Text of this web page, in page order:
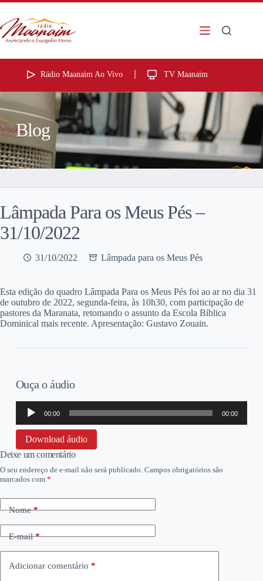
Rádio Maanaim Ao Vivo TV Maanaim
Blog
Lâmpada Para os Meus Pés –
31/10/2022
31/10/2022 Lâmpada para os Meus Pés
Esta edição do quadro Lâmpada Para os Meus Pés foi ao ar no dia 31
de outubro de 2022, segunda-feira, às 10h30, com participação de
pastores da Maranata, retomando o assunto da Escola Bíblica
Dominical mais recente. Apresentação: Gustavo Zouain.
Ouça o áudio
Tocador
áudio
00:00 00:00
Download áudio
Deixe um comentário
O seu endereço de e-mail não será publicado. Campos obrigatórios são
marcados com *
Nome*
E-mail*
Adicionar comentário *